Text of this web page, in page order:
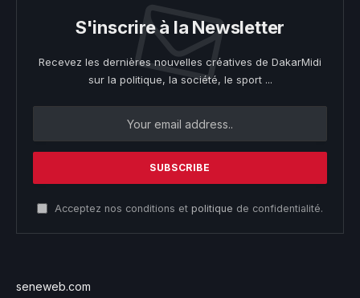
S'inscrire à la Newsletter
Recevez les dernières nouvelles créatives de DakarMidi
sur la politique, la société, le sport ...
Acceptez nos conditions et politique de confidentialité.
seneweb.com